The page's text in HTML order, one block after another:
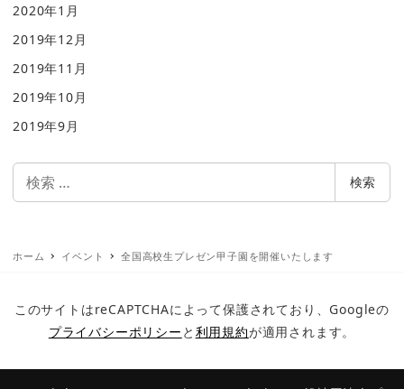
2020年1月
2019年12月
2019年11月
2019年10月
2019年9月
索
検索
ホーム イベント 全国高校生プレゼン甲子園を開催いたします
このサイトはreCAPTCHAによって保護されており、Googleの
プライバシーポリシー と 利用規約が適用されます。